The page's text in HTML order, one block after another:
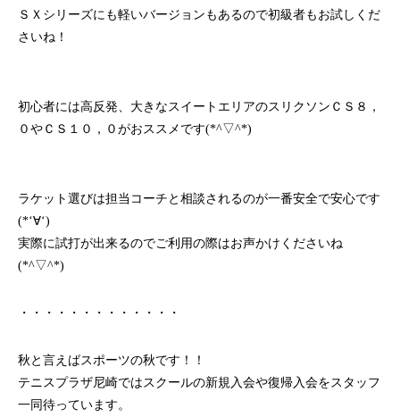
ＳＸシリーズにも軽いバージョンもあるので初級者もお試しくだ
さいね！
初心者には高反発、大きなスイートエリアのスリクソンＣＳ８，
０やＣＳ１０，０がおススメです(*^▽^*)
ラケット選びは担当コーチと相談されるのが一番安全で安心です
(*‘∀‘)
実際に試打が出来るのでご利用の際はお声かけくださいね
(*^▽^*)
・・・・・・・・・・・・・
秋と言えばスポーツの秋です！！
テニスプラザ尼崎ではスクールの新規入会や復帰入会をスタッフ
一同待っています。